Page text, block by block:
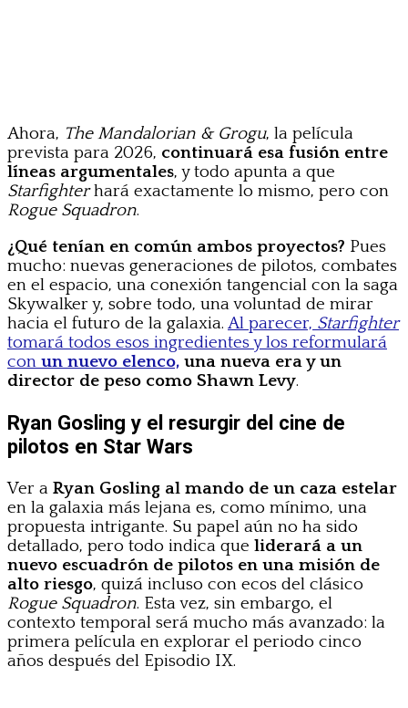
Ahora, The Mandalorian & Grogu, la película
prevista para 2026, continuará esa fusión entre
líneas argumentales, y todo apunta a que
Starfighterhará exactamente lo mismo, pero con
Rogue Squadron.
¿Qué tenían en común ambos proyectos? Pues
mucho: nuevas generaciones de pilotos, combates
en el espacio, una conexión tangencial con la saga
Skywalker y, sobre todo, una voluntad de mirar
hacia el futuro de la galaxia. Al parecer, Starfighter
tomará todos esos ingredientes y los reformulará
con un nuevo elenco, una nueva era y un
director de peso como Shawn Levy.
Ryan Gosling y el resurgir del cine de
pilotos en Star Wars
Ver a Ryan Gosling al mando de un caza estelar
en la galaxia más lejana es, como mínimo, una
propuesta intrigante. Su papel aún no ha sido
detallado, pero todo indica que liderará a un
nuevo escuadrón de pilotos en una misión de
alto riesgo, quizá incluso con ecos del clásico
Rogue Squadron. Esta vez, sin embargo, el
contexto temporal será mucho más avanzado: la
primera película en explorar el periodo cinco
años después del Episodio IX.